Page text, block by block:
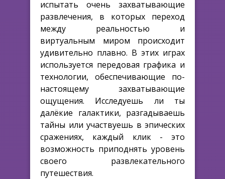
испытать очень захватывающие
развлечения, в которых переход
между реальностью и
виртуальным миром происходит
удивительно плавно. В этих играх
используется передовая графика и
технологии, обеспечивающие по-
настоящему захватывающие
ощущения. Исследуешь ли ты
далёкие галактики, разгадываешь
тайны или участвуешь в эпических
сражениях, каждый клик - это
возможность приподнять уровень
своего развлекательного
путешествия.